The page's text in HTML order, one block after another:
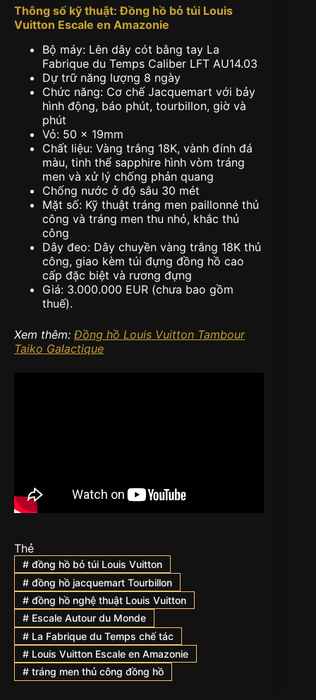
Thông số kỹ thuật: Đồng hồ bỏ túi Louis
Vuitton Escale en Amazonie
Bộ máy: Lên dây cót bằng tay La
Fabrique du Temps Caliber LFT AU14.03
Dự trữ năng lượng 8 ngày
Chức năng: Cơ chế Jacquemart với bảy
hình động, báo phút, tourbillon, giờ và
phút
Vỏ: 50 x 19mm
Chất liệu: Vàng trắng 18K, vành đính đá
màu, tinh thể sapphire hình vòm tráng
men và xử lý chống phản quang
Chống nước ở độ sâu 30 mét
Mặt số: Kỹ thuật tráng men paillonné thủ
công và tráng men thu nhỏ, khắc thủ
công
Dây đeo: Dây chuyền vàng trắng 18K thủ
công, giao kèm túi đựng đồng hồ cao
cấp đặc biệt và rương đựng
Giá: 3.000.000 EUR (chưa bao gồm
thuế).
Xem thêm: Đồng hồ Louis Vuitton Tambour
Taiko Galactique
Thẻ
#đồng hồ bỏ túi Louis Vuitton
#đồng hồ jacquemart Tourbillon
#đồng hồ nghệ thuật Louis Vuitton
#Escale Autour du Monde
#La Fabrique du Temps chế tác
#Louis Vuitton Escale en Amazonie
#tráng men thủ công đồng hồ